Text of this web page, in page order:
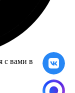
с вами в